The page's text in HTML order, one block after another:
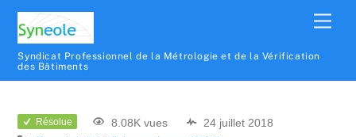
Syndicat Professionnel de la Métrologie et de la Vérification
des Bâtiments
Résolue 8.08K vues
24 juillet 2018